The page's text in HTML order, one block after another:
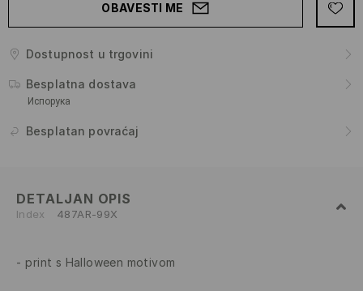
OBAVESTI ME
Dostupnost u trgovini
Besplatna dostava
Испорука
Besplatan povraćaj
DETALJAN OPIS
Index 487AR-99X
print s Halloween motivom